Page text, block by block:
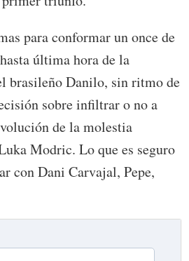
para conformar un once de
última hora de la
brasileño Danilo, sin ritmo de
sobre infiltrar o no a
de la molestia
Modric. Lo que es seguro
con Dani Carvajal, Pepe,